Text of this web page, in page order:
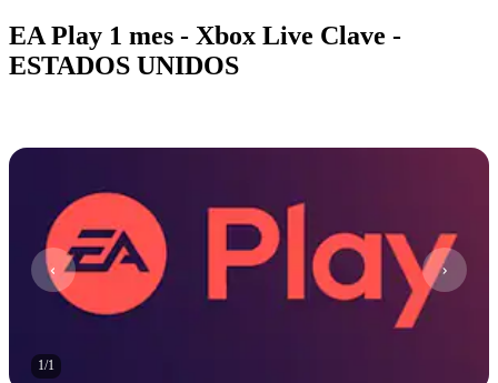
EA Play 1 mes - Xbox Live Clave -
ESTADOS UNIDOS
1/1